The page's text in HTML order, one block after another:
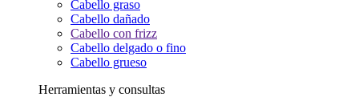
Cabello graso
Cabello dañado
Cabello con frizz
Cabello delgado o fino
Cabello grueso
Herramientas y consultas